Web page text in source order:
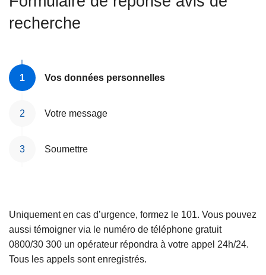
recherche
Vos données personnelles
Votre message
Soumettre
Uniquement en cas d’urgence, formez le 101. Vous pouvez
aussi témoigner via le numéro de téléphone gratuit
0800/30 300 un opérateur répondra à votre appel 24h/24.
Tous les appels sont enregistrés.